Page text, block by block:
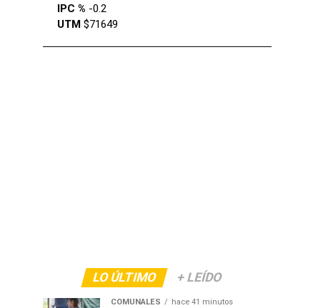
IPC % -0.2
UTM $71649
LO ÚLTIMO + LEÍDO
COMUNALES hace 41 minutos